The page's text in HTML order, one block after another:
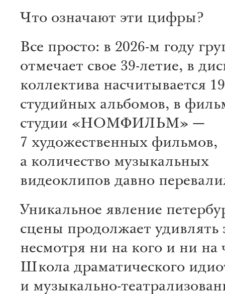
Что означают эти цифры?
Все просто: в 2026-м году
отмечает свое 39-летие, в
коллектива насчитывается 19
студийных альбомов, в
студии «НОМФИЛЬМ» —
7 художественных фильмов,
а количество музыкальных
видеоклипов давно
Уникальное явление
сцены продолжает удивлять
несмотря ни на кого и ни на
Школа драматического
и музыкально-